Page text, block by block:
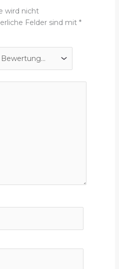
wird nicht
Felder sind mit *